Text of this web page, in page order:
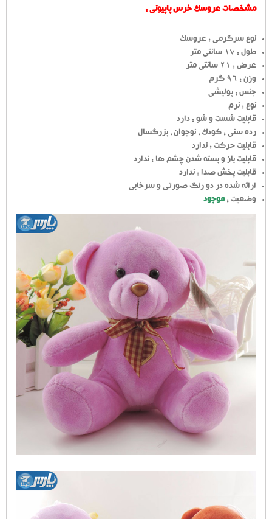
مشخصات عروسک خرس پاپیونی :
نوع سرگرمی : عروسک
طول : 17 سانتی متر
عرض : 21 سانتی متر
وزن : 96 گرم
جنس : پولیشی
نوع : نرم
قابلیت شست و شو : دارد
رده سنی : کودک ، نوجوان ، بزرگسال
قابلیت حرکت : ندارد
قابلیت باز و بسته شدن چشم ها : ندارد
قابلیت پخش صدا : ندارد
ارائه شده در دو رنگ صورتی و سرخابی
وضعیت :موجود